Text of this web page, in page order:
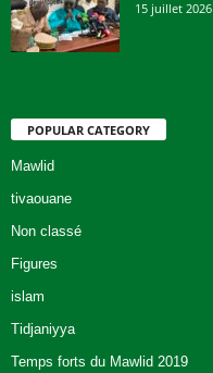
15 juillet 2026
POPULAR CATEGORY
Mawlid
tivaouane
Non classé
Figures
islam
Tidjaniyya
Temps forts du Mawlid 2019